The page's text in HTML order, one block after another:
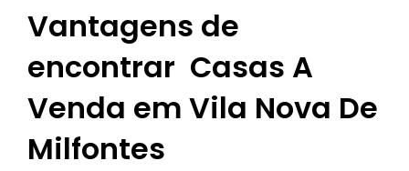
Vantagens de
encontrar Casas A
Venda em Vila Nova De
Milfontes